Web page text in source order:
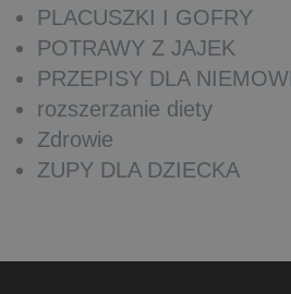
PLACUSZKI I GOFRY
POTRAWY Z JAJEK
PRZEPISY DLA
rozszerzanie diety
Zdrowie
ZUPY DLA DZIECKA